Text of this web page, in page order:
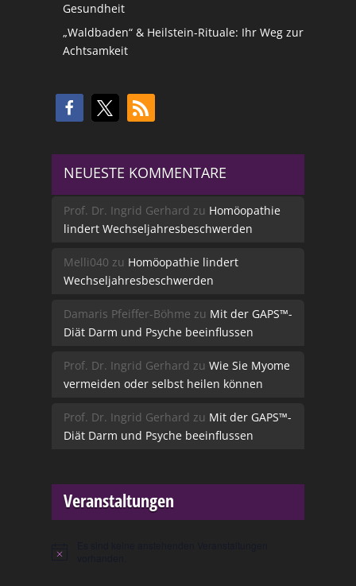
Gesundheit
„Waldbaden“ & Heilstein-Rituale: Ihr Weg zur
Achtsamkeit
NEUESTE KOMMENTARE
Prof. Dr. Ingrid Gerhard zu Homöopathie
lindert Wechseljahresbeschwerden
Melli040 zu Homöopathie lindert
Wechseljahresbeschwerden
Damaris Pfeiffer-Böhme zu Mit der GAPS™-
Diät Darm und Psyche beeinflussen
Prof. Dr. Ingrid Gerhard zu Wie Sie Myome
vermeiden oder selbst heilen können
Prof. Dr. Ingrid Gerhard zu Mit der GAPS™-
Diät Darm und Psyche beeinflussen
Veranstaltungen
Hinweis